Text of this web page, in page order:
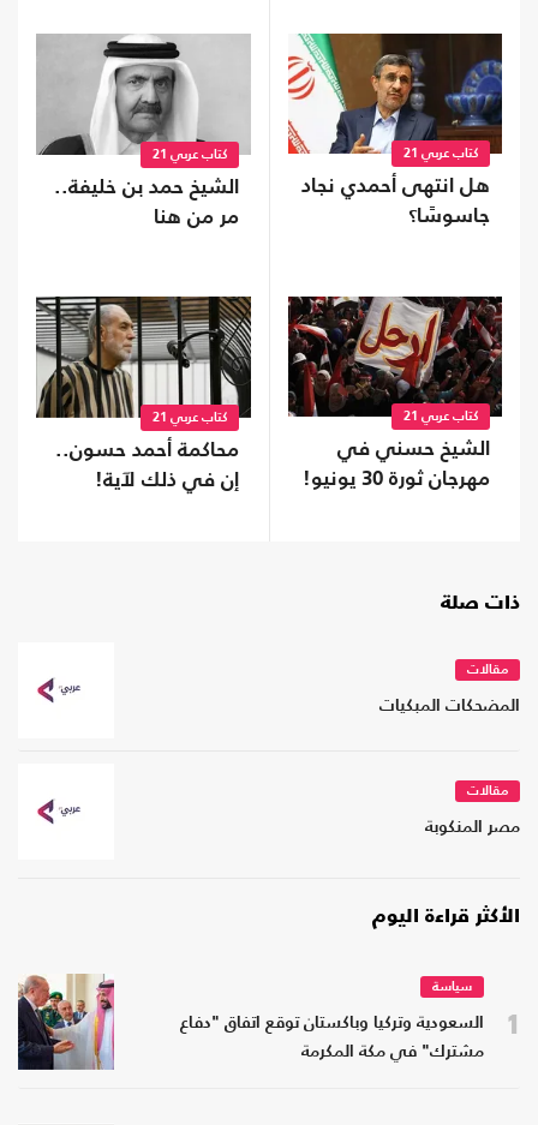
كتاب عربي 21
هل انتهى أحمدي نجاد
جاسوسًا؟
كتاب عربي 21
الشيخ حمد بن خليفة..
مر من هنا
كتاب عربي 21
الشيخ حسني في
مهرجان ثورة 30 يونيو!
كتاب عربي 21
محاكمة أحمد حسون..
إن في ذلك لآية!
ذات صلة
مقالات
المضحكات المبكيات
مقالات
مصر المنكوبة
الأكثر قراءة اليوم
1
سياسة
السعودية وتركيا وباكستان توقع اتفاق "دفاع
مشترك" في مكة المكرمة